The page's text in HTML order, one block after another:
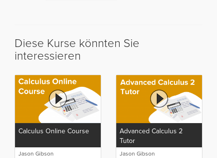
Diese Kurse könnten Sie
interessieren
Calculus Online Course
Jason Gibson
Advanced Calculus 2
Tutor
Jason Gibson